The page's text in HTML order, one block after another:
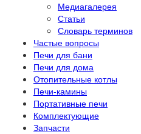
Медиагалерея
Статьи
Словарь терминов
Частые вопросы
Печи для бани
Печи для дома
Отопительные котлы
Печи-камины
Портативные печи
Комплектующие
Запчасти